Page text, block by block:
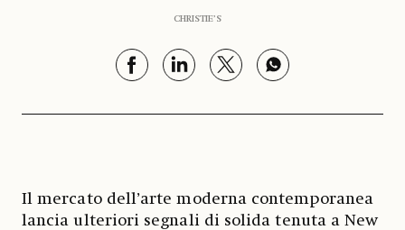
CHRISTIE’S
Il mercato dell’arte moderna contemporanea
lancia ulteriori segnali di solida tenuta a New